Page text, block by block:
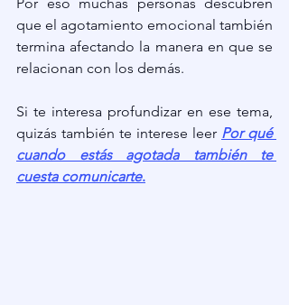
Por eso muchas personas descubren
que el agotamiento emocional también
termina afectando la manera en que se
relacionan con los demás.
Si te interesa profundizar en ese tema,
quizás también te interese leer Por qué
cuando estás agotada también te
cuesta comunicarte.